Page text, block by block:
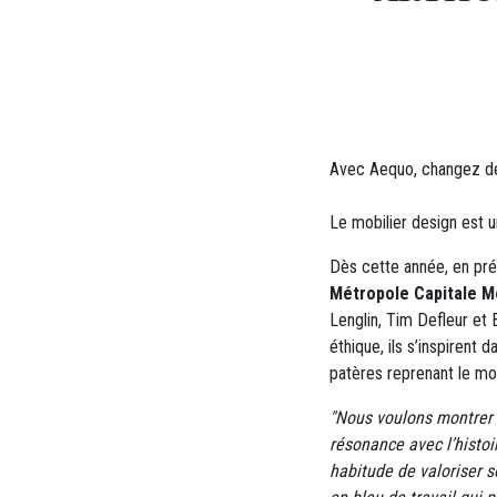
Avec Aequo, changez
Le mobilier design est
Dès cette année, en
Métropole Capitale
Lenglin, Tim Defleur et
éthique, ils s’inspirent
patères reprenant le
"Nous voulons
résonance avec
habitude de valoriser